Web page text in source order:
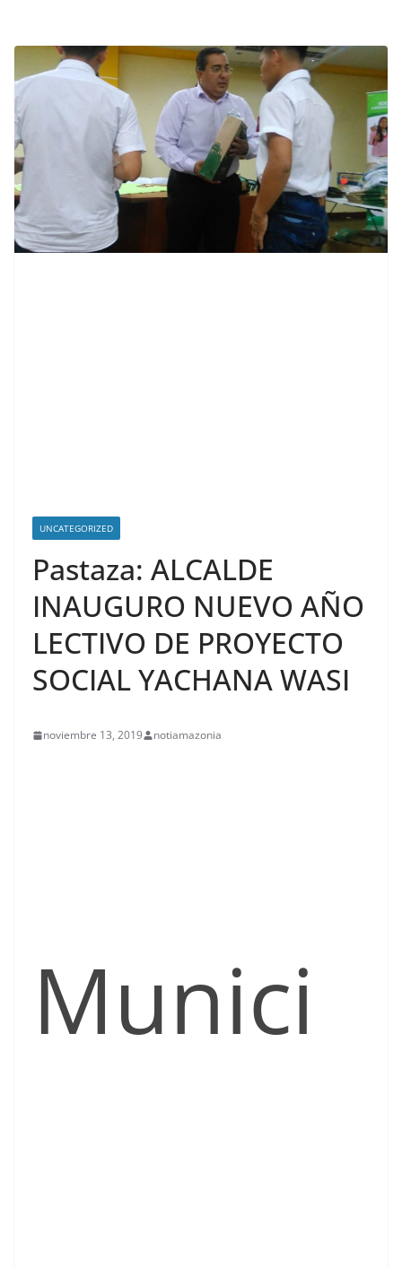
UNCATEGORIZED
Pastaza: ALCALDE
INAUGURO NUEVO AÑO
LECTIVO DE PROYECTO
SOCIAL YACHANA WASI
noviembre 13, 2019 notiamazonia
Munici